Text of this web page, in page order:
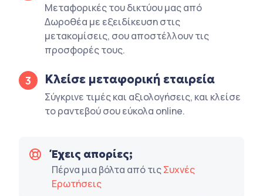
Μεταφορικές του δικτύου μας από
Δωροθέα με εξειδίκευση στις
μετακομίσεις, σου αποστέλλουν τις
προσφορές τους.
3 Κλείσε μεταφορική εταιρεία
Σύγκρινε τιμές και αξιολογήσεις, και κλείσε
το ραντεβού σου εύκολα online.
Έχεις απορίες;
Πέρνα μια βόλτα από τιςΣυχνές
Ερωτήσεις